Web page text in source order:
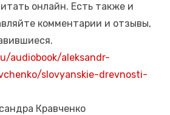
онлайн. Есть также и
комментарии и отзывы,
audiobook/aleksandr-
slovyanskie-drevnosti-
Кравченко